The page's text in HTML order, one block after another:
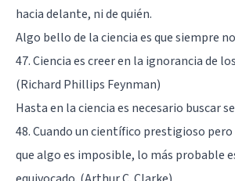
hacia delante, ni de quién.
Algo bello de la ciencia es que siempre
47. Ciencia es creer en la ignorancia de
(Richard Phillips Feynman)
Hasta en la ciencia es necesario buscar
48. Cuando un científico prestigioso
que algo es imposible, lo más probable